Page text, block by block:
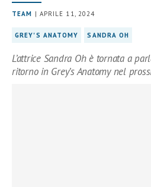
TEAM | APRILE 11, 2024
GREY'S ANATOMY SANDRA OH
L’attrice Sandra Oh è tornata a
ritorno in Grey’s Anatomy nel